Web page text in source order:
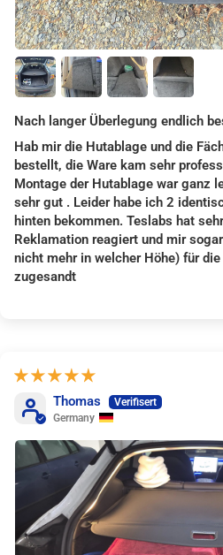
Nach langer Überlegung endlich
Hab mir die Hutablage und die
bestellt, die Ware kam sehr
Montage der Hutablage war ganz
sehr gut . Leider habe ich 2
hinten bekommen. Teslabs hat
Reklamation reagiert und mir
nicht mehr in welcher Höhe) für
zugesandt
Thomas
Germany